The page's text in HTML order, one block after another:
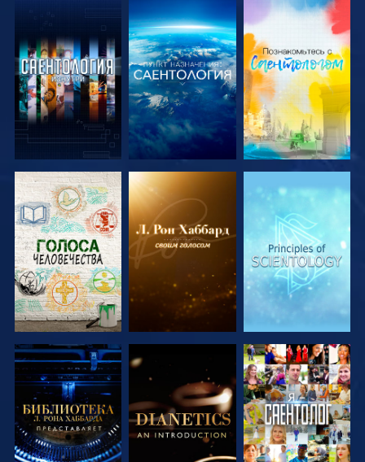
СМОТРЕТЬ
ПЕРЕДАЧИ
СМОТРЕТЬ
ПЕРЕДАЧИ
СМОТРЕТЬ
ПЕРЕДАЧИ
СМОТРЕТЬ
ПЕРЕДАЧИ
СМОТРЕТЬ
ПЕРЕДАЧИ
СМОТРЕТЬ